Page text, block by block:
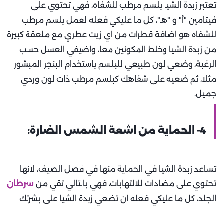
تعتبر زبدة الشيا بلسم مرطب للشفاه، فهي تحتوي على
فيتامين "أ" و "هـ"، كل ما عليكي فعله لعمل بلسم مرطب
للشفاه هو اضافة قطرات من اي زيت عطري مع ملعقة كبيرة
من زبدة الشيا وخلط المكونين معًا، واضيفي العسل حسب
الرغبة، وضعي لون طبيعي للبلسم باستخدام البنجر المبشور
مثلًا، ثم ضعيه على شفاهك كبلسم مرطب ذات لون وردي
جميل.
4- الحماية من اشعة الشمس الضارة:
تساعد زبدة الشيا في الحماية منها في فصل الصيف، لانها
تحتوي على مضادات للالتهابات، فهي بالتالي تقي من سرطان
الجلد، كل ما عليكي فعله ان تضعي زبدة الشيا على بشرتك